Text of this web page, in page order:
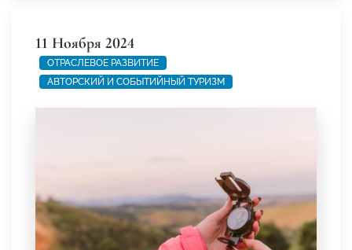
11 Ноября 2024
ОТРАСЛЕВОЕ РАЗВИТИЕ
АВТОРСКИЙ И СОБЫТИЙНЫЙ ТУРИЗМ